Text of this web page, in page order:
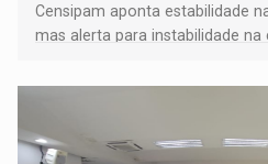
Censipam aponta estabilidade
mas alerta para instabilidade na